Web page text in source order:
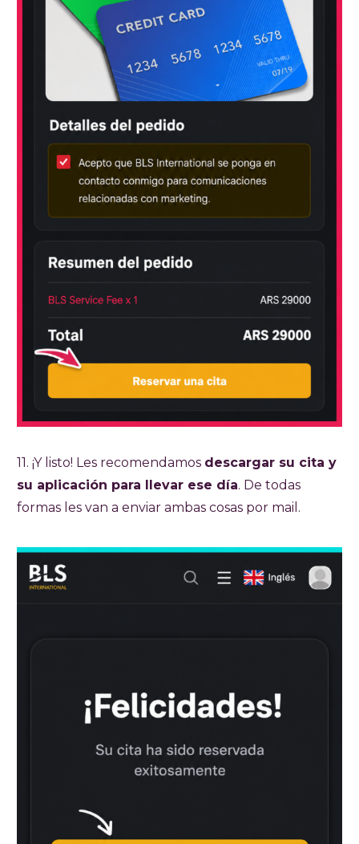
11. ¡Y listo! Les recomendamos descargar su cita y
su aplicación para llevar ese día. De todas
formas les van a enviar ambas cosas por mail.